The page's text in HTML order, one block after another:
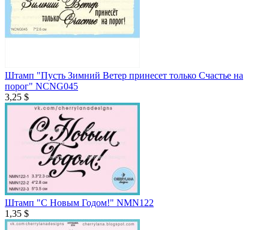
Штамп "Пусть Зимний Ветер принесет только Счастье на
порог" NCNG045
3,25 $
Штамп "С Новым Годом!" NMN122
1,35 $